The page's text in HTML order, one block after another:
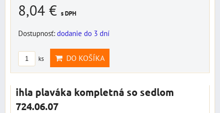
8,04 € s DPH
Dostupnosť: dodanie do 3 dní
ks DO KOŠÍKA
ihla plaváka kompletná so sedlom
724.06.07